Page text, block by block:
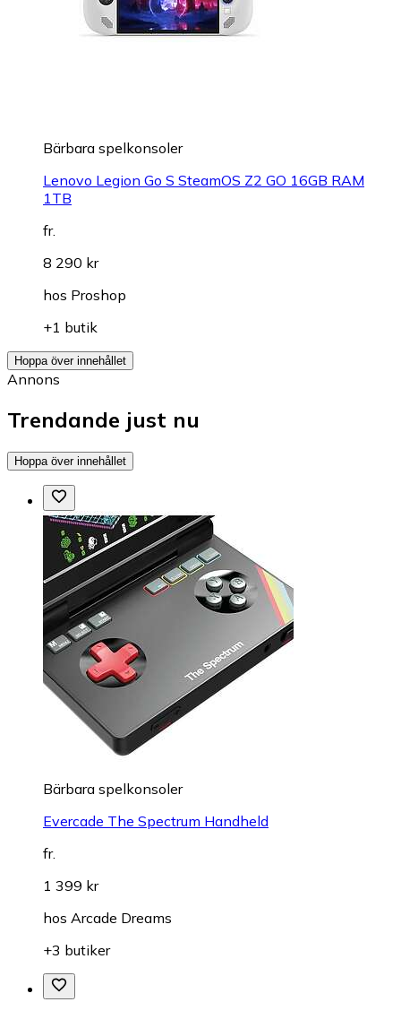
Bärbara spelkonsoler
Lenovo Legion Go S SteamOS Z2 GO 16GB RAM
1TB
fr.
8 290 kr
hos Proshop
+1 butik
Hoppa över innehållet
Annons
Trendande just nu
Hoppa över innehållet
Bärbara spelkonsoler
Evercade The Spectrum Handheld
fr.
1 399 kr
hos Arcade Dreams
+3 butiker